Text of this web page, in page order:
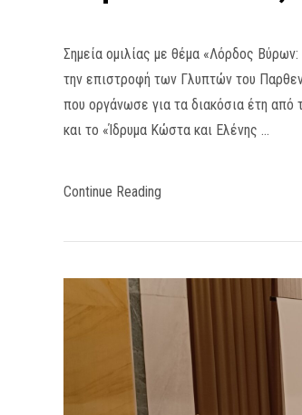
Σημεία ομιλίας με θέμα «Λόρδος
την επιστροφή των Γλυπτών του
που οργάνωσε για τα διακόσια έτη
και το «Ίδρυμα Κώστα και Ελένης …
Continue Reading